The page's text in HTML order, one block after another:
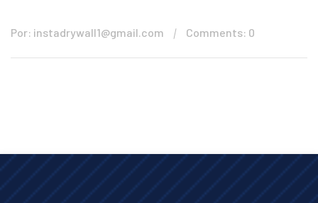
Por: instadrywall1@gmail.com Comments: 0